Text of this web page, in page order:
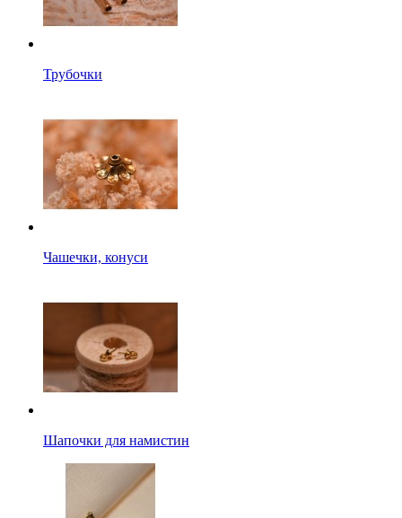
Трубочки
Чашечки, конуси
Шапочки для намистин